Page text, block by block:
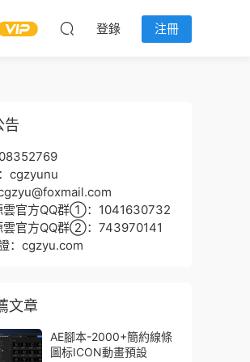
登錄 注冊
告
cgzyunu
雲官方QQ群①：1041630732
雲官方QQ群②：743970141
：cgzyu.com
文章
AE腳本-2000+簡約線條
圖标ICON動畫預設